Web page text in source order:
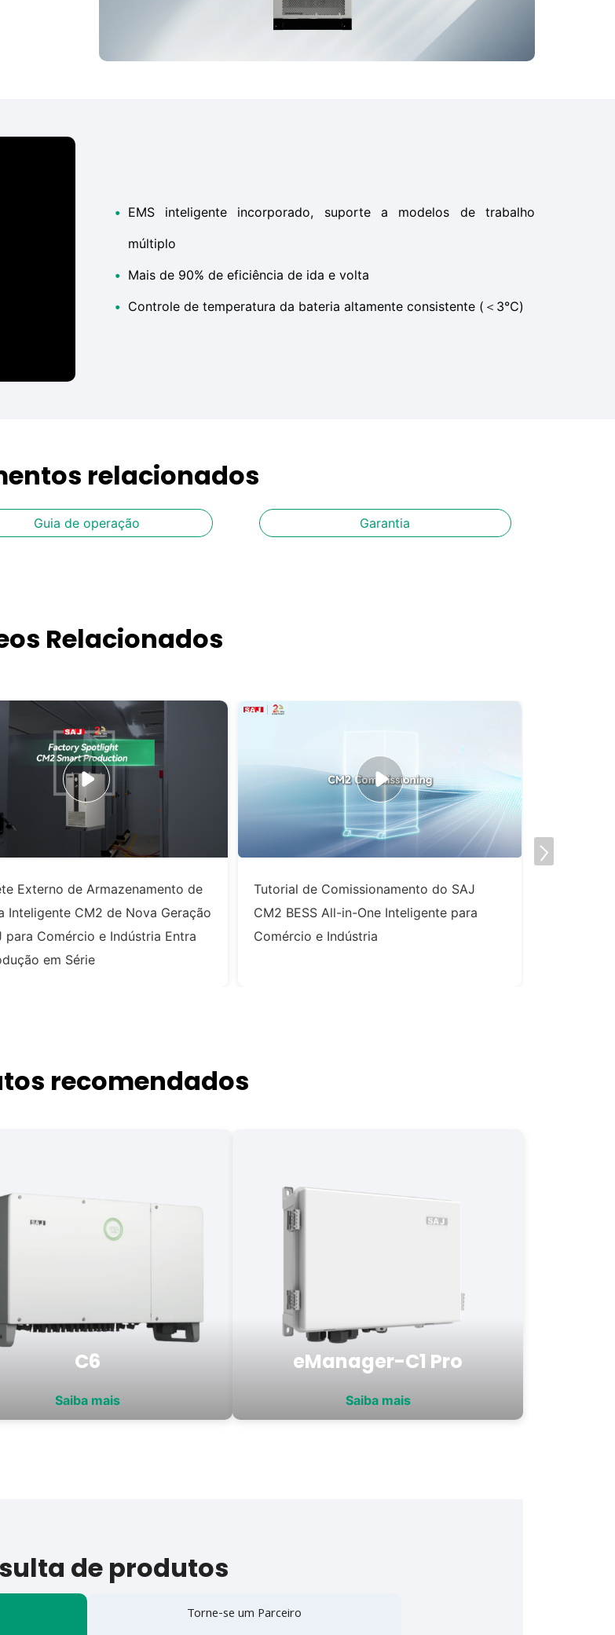
• EMS inteligente incorporado, suporte a modelos de trabalho
múltiplo
• Mais de 90% de eficiência de ida e volta
• Controle de temperatura da bateria altamente consistente (＜3℃)
relacionados
Guia de operação Garantia
Relacionados
Externo de Armazenamento de
Inteligente CM2 de Nova Geração
para Comércio e Indústria Entra
em Série
Tutorial de Comissionamento do SAJ
CM2 BESS All-in-One Inteligente para
Comércio e Indústria
recomendados
C6
Saiba mais
eManager-C1 Pro
Saiba mais
de produtos
Torne-se um Parceiro